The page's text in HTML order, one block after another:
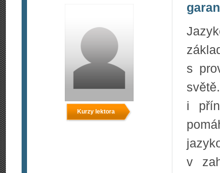
Kurzy lektora
s
i
v